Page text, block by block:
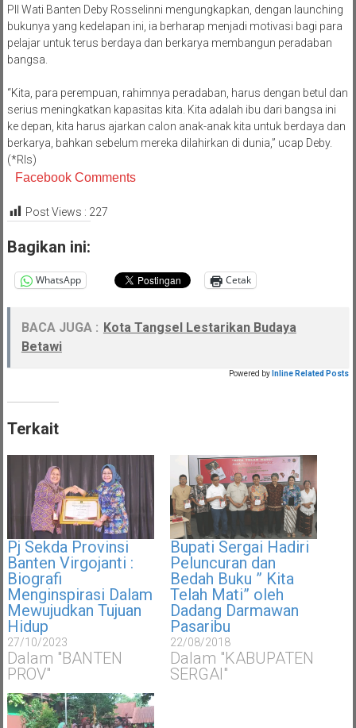
PII Wati Banten Deby Rosselinni mengungkapkan, dengan launching
bukunya yang kedelapan ini, ia berharap menjadi motivasi bagi para
pelajar untuk terus berdaya dan berkarya membangun peradaban
bangsa.
“Kita, para perempuan, rahimnya peradaban, harus dengan betul dan
serius meningkatkan kapasitas kita. Kita adalah ibu dari bangsa ini
ke depan, kita harus ajarkan calon anak-anak kita untuk berdaya dan
berkarya, bahkan sebelum mereka dilahirkan di dunia,” ucap Deby.
(*Rls)
Facebook Comments
Post Views : 227
Bagikan ini:
WhatsApp Cetak
BACA JUGA : Kota Tangsel Lestarikan Budaya
Betawi
Powered by Inline Related Posts
Terkait
Pj Sekda Provinsi
Banten Virgojanti :
Biografi
Menginspirasi Dalam
Mewujudkan Tujuan
Hidup
27/10/2023
Dalam "BANTEN
PROV"
Bupati Sergai Hadiri
Peluncuran dan
Bedah Buku ” Kita
Telah Mati” oleh
Dadang Darmawan
Pasaribu
22/08/2018
Dalam "KABUPATEN
SERGAI"